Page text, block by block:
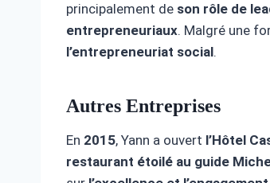
principalement de son rôle de
entrepreneuriaux. Malgré une
l’entrepreneuriat social.
Autres Entreprises
En 2015, Yann a ouvert l’Hôtel
restaurant étoilé au guide